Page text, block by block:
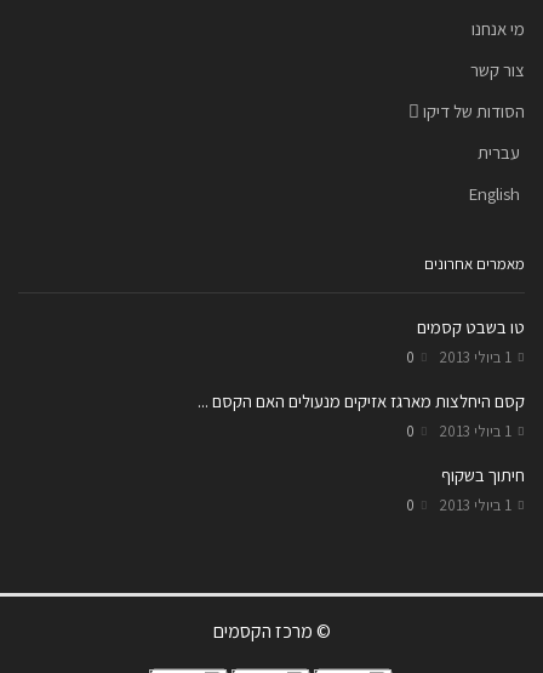
מי אנחנו
צור קשר
הסודות של דיקו
עברית
English
מאמרים אחרונים
טו בשבט קסמים
1 ביולי 2013 0
קסם היחלצות מארגז אזיקים מנעולים האם הקסם ...
1 ביולי 2013 0
חיתוך בשקוף
1 ביולי 2013 0
© מרכז הקסמים